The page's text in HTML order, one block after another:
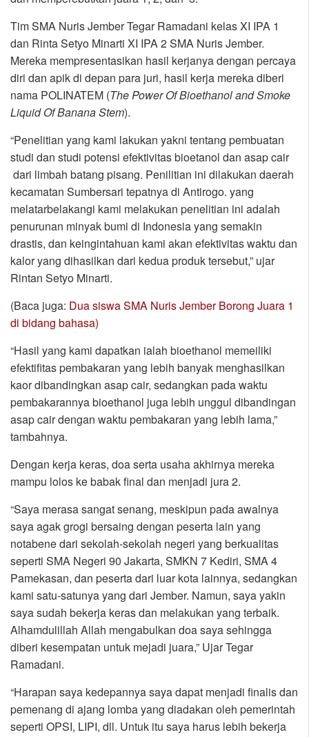
Tim SMA Nuris Jember Tegar Ramadani kelas XI IPA 1
dan Rinta Setyo Minarti XI IPA 2 SMA Nuris Jember.
Mereka mempresentasikan hasil kerjanya dengan percaya
diri dan apik di depan para juri, hasil kerja mereka diberi
nama POLINATEM (The Power Of Bioethanol and Smoke
Liquid Of Banana Stem).
“Penelitian yang kami lakukan yakni tentang pembuatan
studi dan studi potensi efektivitas bioetanol dan asap cair
dari limbah batang pisang. Penilitian ini dilakukan daerah
kecamatan Sumbersari tepatnya di Antirogo. yang
melatarbelakangi kami melakukan penelitian ini adalah
penurunan minyak bumi di Indonesia yang semakin
drastis, dan keingintahuan kami akan efektivitas waktu dan
kalor yang dihasilkan dari kedua produk tersebut,” ujar
Rintan Setyo Minarti.
(Baca juga: Dua siswa SMA Nuris Jember Borong Juara 1
di bidang bahasa)
“Hasil yang kami dapatkan ialah bioethanol memeiliki
efektifitas pembakaran yang lebih banyak menghasilkan
kaor dibandingkan asap cair, sedangkan pada waktu
pembakarannya bioethanol juga lebih unggul dibandingan
asap cair dengan waktu pembakaran yang lebih lama,”
tambahnya.
Dengan kerja keras, doa serta usaha akhirnya mereka
mampu lolos ke babak final dan menjadi jura 2.
“Saya merasa sangat senang, meskipun pada awalnya
saya agak grogi bersaing dengan peserta lain yang
notabene dari sekolah-sekolah negeri yang berkualitas
seperti SMA Negeri 90 Jakarta, SMKN 7 Kediri, SMA 4
Pamekasan, dan peserta dari luar kota lainnya, sedangkan
kami satu-satunya yang dari Jember. Namun, saya yakin
saya sudah bekerja keras dan melakukan yang terbaik.
Alhamdulillah Allah mengabulkan doa saya sehingga
diberi kesempatan untuk mejadi juara,” Ujar Tegar
Ramadani.
“Harapan saya kedepannya saya dapat menjadi finalis dan
pemenang di ajang lomba yang diadakan oleh pemerintah
seperti OPSI, LIPI, dll. Untuk itu saya harus lebih bekerja